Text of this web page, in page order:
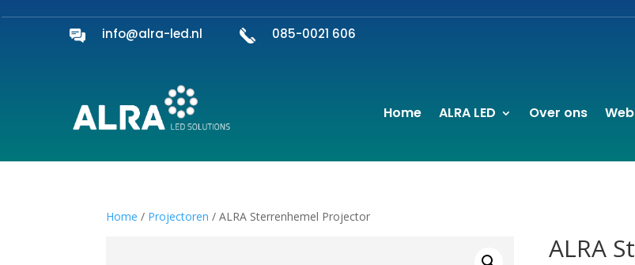
info@alra-led.nl 085-0021 606
Home ALRA LED Over ons
Home / Projectoren / ALRA Sterrenhemel Projector
ALRA